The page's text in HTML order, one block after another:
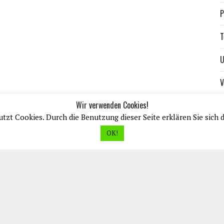
Wir verwenden Cookies!
Cookies. Durch die Benutzung dieser Seite erklären Sie sich
OK!